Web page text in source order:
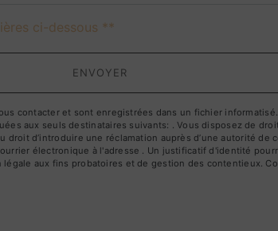
ci-dessous **
ENVOYER
contacter et sont enregistrées dans un fichier
aux seuls destinataires suivants: . Vous disposez de
d’introduire une réclamation auprès d’une autorité de
électronique à l'adresse . Un justificatif d'identité
aux fins probatoires et de gestion des contentieux.